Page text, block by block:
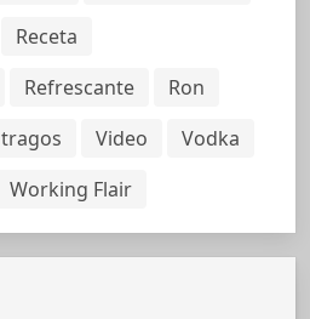
Receta
Refrescante
Ron
tragos Video
Vodka
Working Flair